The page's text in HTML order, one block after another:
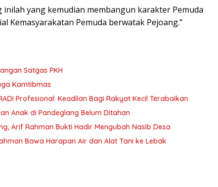
inilah yang kemudian membangun karakter Pemuda
Kemasyarakatan Pemuda berwatak Pejoang.”
Satgas PKH
Kamtibmas
Profesional: Keadilan Bagi Rakyat Kecil Terabaikan
Anak di Pandeglang Belum Ditahan
Arif Rahman Bukti Hadir Mengubah Nasib Desa
Bawa Harapan Air dan Alat Tani ke Lebak